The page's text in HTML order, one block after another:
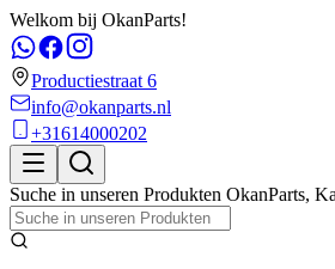
Welkom bij OkanParts!
Productiestraat 6
info@okanparts.nl
+31614000202
Suche in unseren Produkten OkanParts,